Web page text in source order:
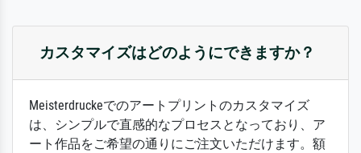
カスタマイズはどのようにできますか？
Meisterdruckeでのアートプリントのカスタマイズ
は、シンプルで直感的なプロセスとなっており、ア
ート作品をご希望の通りにご注文いただけます。額